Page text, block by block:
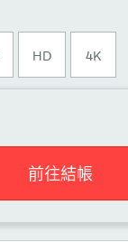
HD 4K
前往結帳